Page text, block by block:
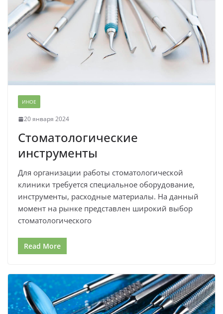
ИНОЕ
20 января 2024
Стоматологические
инструменты
Для организации работы стоматологической
клиники требуется специальное оборудование,
инструменты, расходные материалы. На данный
момент на рынке представлен широкий выбор
стоматологического
Read More